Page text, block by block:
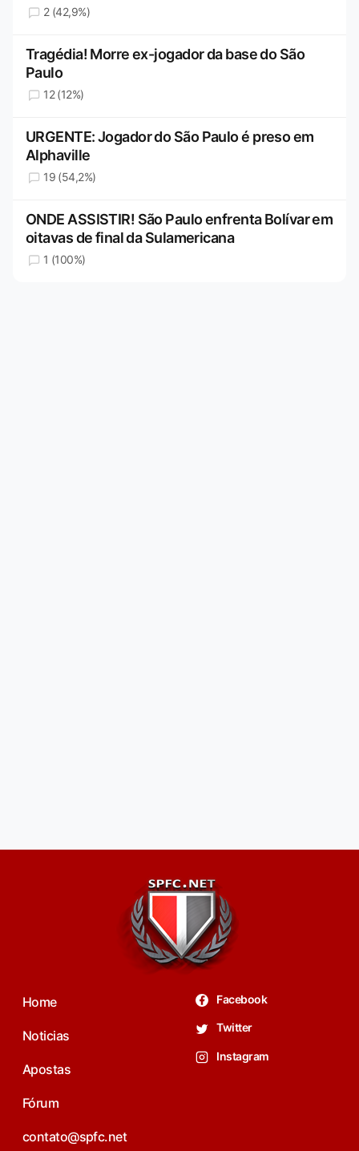
2 (42,9%)
Tragédia! Morre ex-jogador da base do São
Paulo
12 (12%)
URGENTE: Jogador do São Paulo é preso em
Alphaville
19 (54,2%)
ONDE ASSISTIR! São Paulo enfrenta Bolívar em
oitavas de final da Sulamericana
1 (100%)
Home
Noticias
Apostas
Fórum
contato@spfc.net
Facebook
Twitter
Instagram